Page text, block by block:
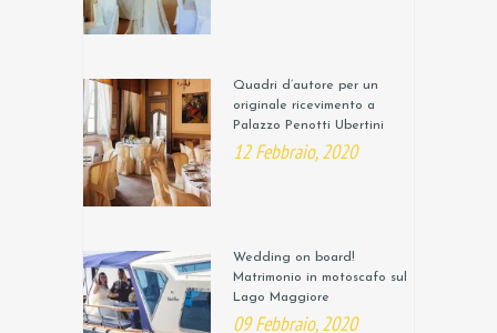
Quadri d’autore per un
originale ricevimento a
Palazzo Penotti Ubertini
12 Febbraio, 2020
Wedding on board!
Matrimonio in motoscafo sul
Lago Maggiore
09 Febbraio, 2020